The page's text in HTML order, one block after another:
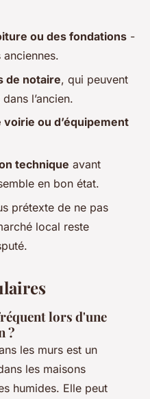
ou des fondations -
de notaire, qui peuvent
l’ancien.
ou d’équipement
technique avant
en bon état.
prétexte de ne pas
local reste
lors d'une
?
les murs est un
les maisons
humides. Elle peut